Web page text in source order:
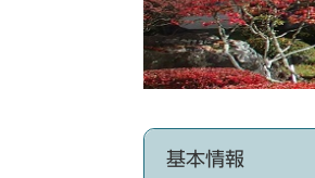
基本情報